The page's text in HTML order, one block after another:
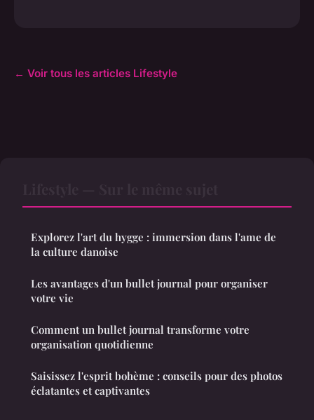
← Voir tous les articles Lifestyle
Explorez l'art du hygge : immersion dans l'ame de
la culture danoise
Les avantages d'un bullet journal pour organiser
votre vie
Comment un bullet journal transforme votre
organisation quotidienne
Saisissez l'esprit bohème : conseils pour des photos
éclatantes et captivantes